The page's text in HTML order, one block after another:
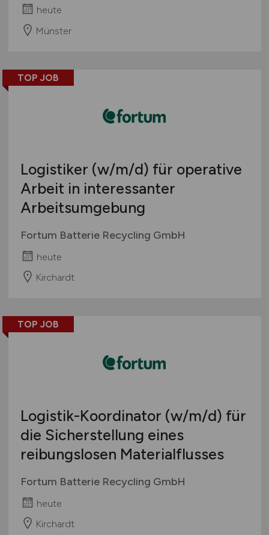
heute
Münster
TOP JOB
Logistiker (w/m/d) für operative
Arbeit in interessanter
Arbeitsumgebung
Fortum Batterie Recycling GmbH
heute
Kirchardt
TOP JOB
Logistik-Koordinator (w/m/d) für
die Sicherstellung eines
reibungslosen Materialflusses
Fortum Batterie Recycling GmbH
heute
Kirchardt